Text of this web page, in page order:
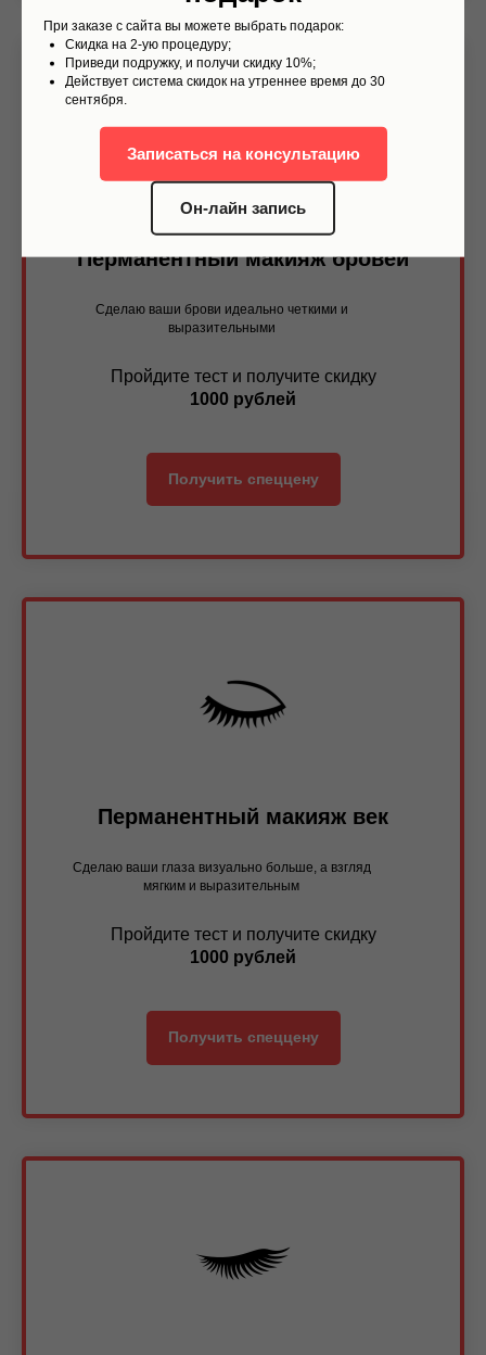
Перманентный макияж бровей
Сделаю ваши брови идеально четкими и
выразительными
Пройдите тест и получите скидку
1000 рублей
Получить спеццену
Перманентный макияж век
Сделаю ваши глаза визуально больше, а взгляд
мягким и выразительным
Пройдите тест и получите скидку
1000 рублей
Получить спеццену
При заказе с сайта вы можете выбрать подарок:
Скидка на 2-ую процедуру;
Приведи подружку, и получи скидку 10%;
Действует система скидок на утреннее время до 30
сентября.
Записаться на консультацию
Он-лайн запись